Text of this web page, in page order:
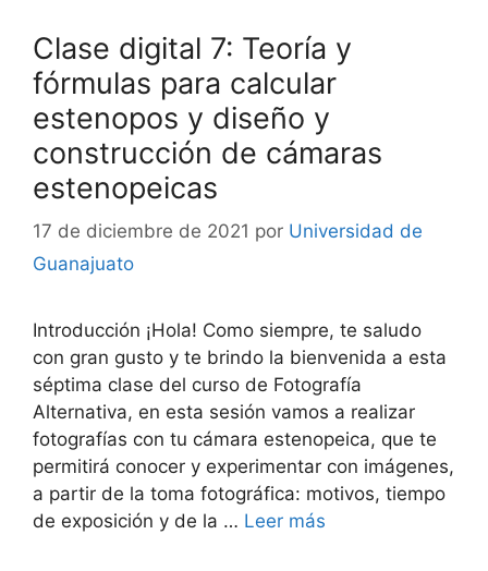
Clase digital 7: Teoría y
fórmulas para calcular
estenopos y diseño y
construcción de cámaras
estenopeicas
17 de diciembre de 2021 por Universidad de
Guanajuato
Introducción ¡Hola! Como siempre, te saludo
con gran gusto y te brindo la bienvenida a esta
séptima clase del curso de Fotografía
Alternativa, en esta sesión vamos a realizar
fotografías con tu cámara estenopeica, que te
permitirá conocer y experimentar con imágenes,
a partir de la toma fotográfica: motivos, tiempo
de exposición y de la … Leer más